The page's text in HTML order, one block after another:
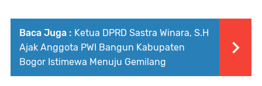
Baca Juga : Ketua DPRD Sastra Winara, S.H
Ajak Anggota PWI Bangun Kabupaten
Bogor Istimewa Menuju Gemilang